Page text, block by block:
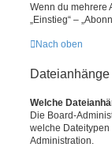
Wenn du mehrere
„Einstieg“ –
Nach oben
Dateianhänge
Welche
Die Board-
welche
Administration.